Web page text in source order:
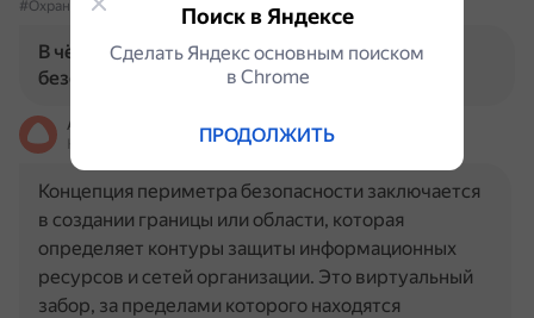
#ОхранаОбъектов
#ЗащитаИнформации
В чём заключается концепция периметра
безопасности?
Алиса
На основе источников, возможны неточности
Концепция периметра безопасности заключается
в создании границы или области, которая
определяет контуры защиты информационных
ресурсов и сетей организации. Это виртуальный
забор, за пределами которого находятся
Поиск в Яндексе
Сделать Яндекс основным поиском
в Сhrome
ПРОДОЛЖИТЬ